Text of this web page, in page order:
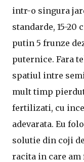
intr-o singura
standarde, 15-20
putin 5 frunze
puternice. Fara
spatiul intre
mult timp
fertilizati, cu
adevarata. Eu
solutie din coji
racita in care am